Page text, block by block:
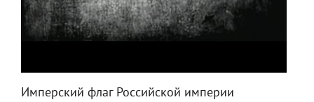
Имперский флаг Российской империи